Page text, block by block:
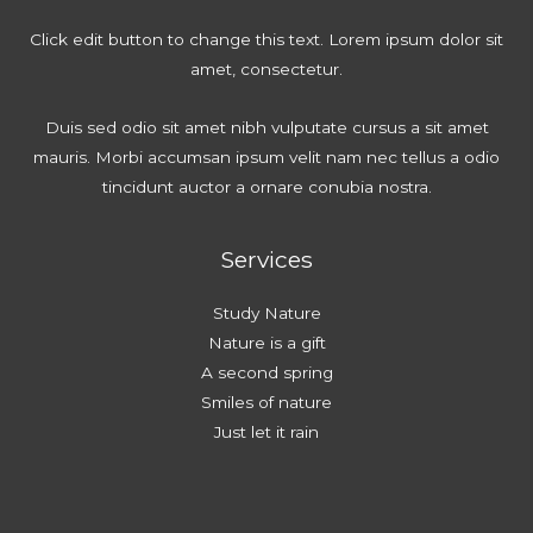
Click edit button to change this text. Lorem ipsum dolor sit
amet, consectetur.
Duis sed odio sit amet nibh vulputate cursus a sit amet
mauris. Morbi accumsan ipsum velit nam nec tellus a odio
tincidunt auctor a ornare conubia nostra.
Services
Study Nature
Nature is a gift
A second spring
Smiles of nature
Just let it rain